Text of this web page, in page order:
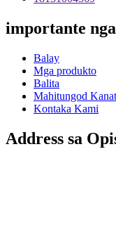
importante
Balay
Mga produkto
Balita
Mahitungod
Kontaka Kami
Address sa